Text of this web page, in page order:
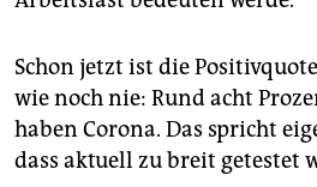
Schon jetzt ist die
wie noch nie: Rund acht
haben Corona. Das spricht
dass aktuell zu breit getestet